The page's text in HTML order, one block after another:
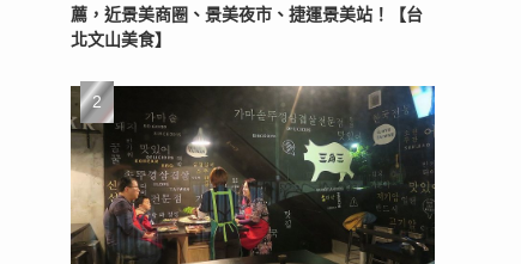
薦，近景美商圈、景美夜市、捷運景美站！【台
北文山美食】